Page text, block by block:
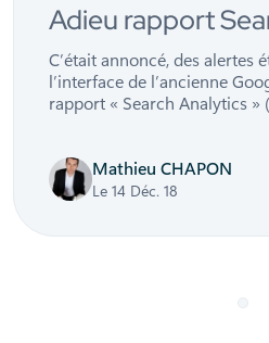
Adieu rapport
C’était annoncé, des alertes
l’interface de l’ancienne
rapport « Search Analytics »
Mathieu CHAPON
Le 14 Déc. 18